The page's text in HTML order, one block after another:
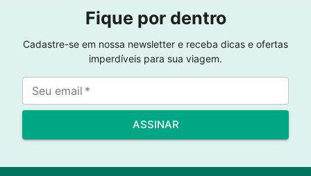
Fique por dentro
Cadastre-se em nossa newsletter e receba dicas e ofertas
imperdíveis para sua viagem.
Seu email *
ASSINAR